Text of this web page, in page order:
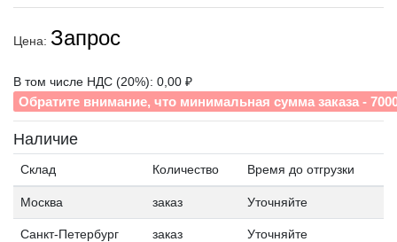
Цена: Запрос
В том числе НДС (20%): 0,00 ₽
Обратите внимание, что минимальная сумма заказа -
Наличие
Склад Количество Время до отгрузки
Москва заказ Уточняйте
Санкт-Петербург заказ Уточняйте